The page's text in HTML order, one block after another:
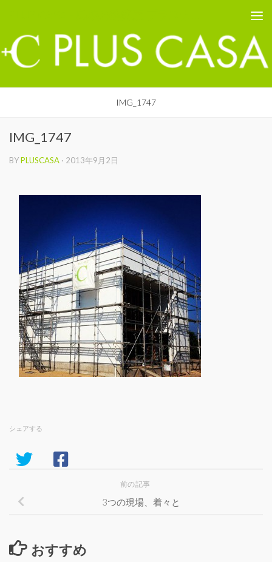
IMG_1747
IMG_1747
BYPLUSCASA · 2013年9月2日
シェアする
前の記事
3つの現場、着々と
おすすめ